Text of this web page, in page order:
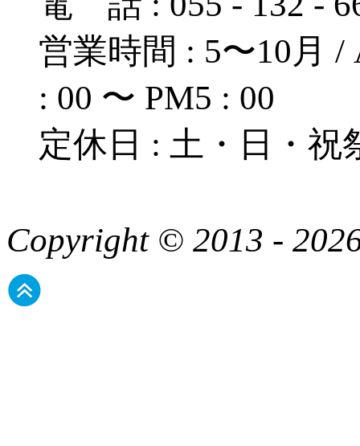
営業時間 : 5〜10月
: 00 〜 PM5 : 00
定休日 : 土・日・祝
Copyright © 2013 -